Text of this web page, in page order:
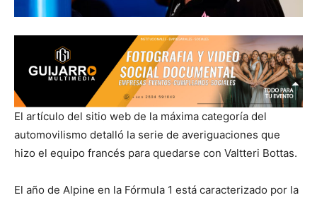
El artículo del sitio web de la máxima categoría del
automovilismo detalló la serie de averiguaciones que
hizo el equipo francés para quedarse con Valtteri Bottas.
El año de Alpine en la Fórmula 1 está caracterizado por la